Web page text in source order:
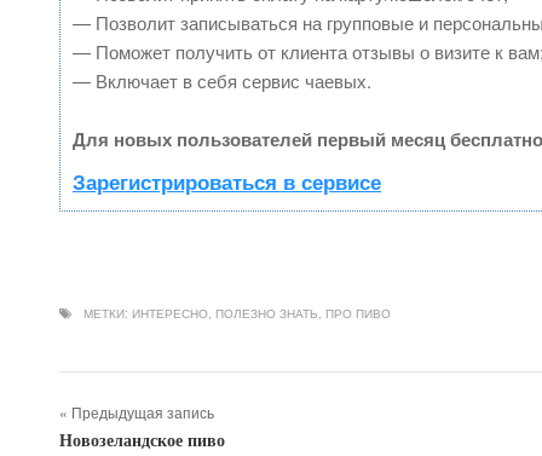
— Позволит записываться на групповые и
— Поможет получить от клиента отзывы о визите к
— Включает в себя сервис чаевых.
Для новых пользователей первый месяц
Зарегистрироваться в сервисе
МЕТКИ: ИНТЕРЕСНО, ПОЛЕЗНО ЗНАТЬ, ПРО ПИВО
« Предыдущая запись
Новозеландское пиво